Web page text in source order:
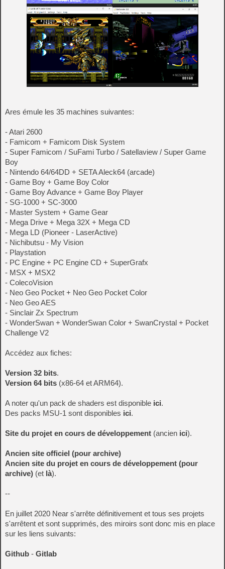
Ares émule les 35 machines suivantes:
- Atari 2600
- Famicom + Famicom Disk System
- Super Famicom / SuFami Turbo / Satellaview / Super Game
Boy
- Nintendo 64/64DD + SETA Aleck64 (arcade)
- Game Boy + Game Boy Color
- Game Boy Advance + Game Boy Player
- SG-1000 + SC-3000
- Master System + Game Gear
- Mega Drive + Mega 32X + Mega CD
- Mega LD (Pioneer - LaserActive)
- Nichibutsu - My Vision
- Playstation
- PC Engine + PC Engine CD + SuperGrafx
- MSX + MSX2
- ColecoVision
- Neo Geo Pocket + Neo Geo Pocket Color
- Neo Geo AES
- Sinclair Zx Spectrum
- WonderSwan + WonderSwan Color + SwanCrystal + Pocket
Challenge V2
Accédez aux fiches:
Version 32 bits.
Version 64 bits (x86-64 et ARM64).
A noter qu'un pack de shaders est disponible ici.
Des packs MSU-1 sont disponibles ici.
Site du projet en cours de développement (ancien ici).
Ancien site officiel (pour archive)
Ancien site du projet en cours de développement (pour
archive) (et là).
--
En juillet 2020 Near s'arrête définitivement et tous ses projets
s'arrêtent et sont supprimés, des miroirs sont donc mis en place
sur les liens suivants:
Github - Gitlab